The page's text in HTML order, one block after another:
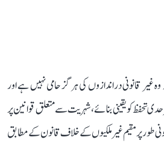
وہ غیر قانونی دراندازوں کی ہرگز حامی نہیں ہے اور
تحفظ کو یقینی بنائے، شہریت سے متعلق قوانین پر
طور پر مقیم غیر ملکیوں کے خلاف قانون کے مطابق